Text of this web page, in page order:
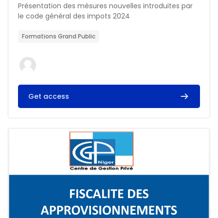
Résumé du cours :
Présentation des mésures nouvelles introduites par
le code général des impots 2024
Formations Grand Public
Get access
Image du cours FISCALITE DES APPROVISIONNEMENTS